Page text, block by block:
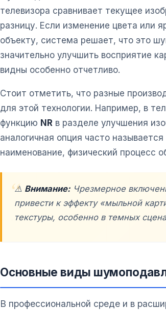
телевизора сравнивает текущее
разницу. Если изменение цвета или
объекту, система решает, что это
значительно улучшить восприятие
видны особенно отчетливо.
Стоит отметить, что разные
для этой технологии. Например, в
функцию NR в разделе улучшения
аналогичная опция часто называется
наименование, физический процесс
⚠️ Внимание: Чрезмерное
привести к эффекту «мыльной
текстуры, особенно в темных
Основные виды
В профессиональной среде и в